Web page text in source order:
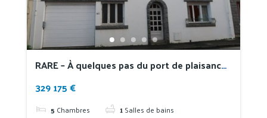
RARE – À quelques pas du port de plaisance
vue
329 175 €
5 Chambres 1Salles de bains